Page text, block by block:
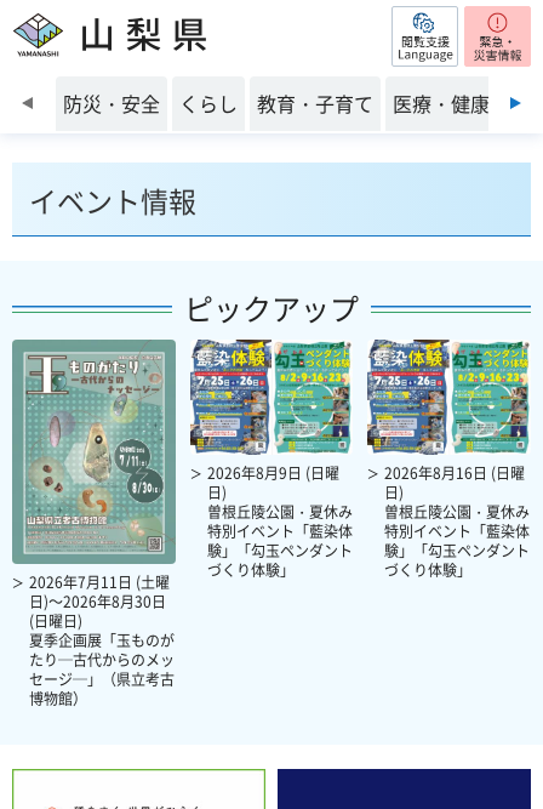
山梨県 閲覧支援
前のスライドを表示
防災・安全 くらし 教育・子育て 医療・健康・福
イベント情報
ピックアップ
2026年7月11日 (土曜
日)～2026年8月30日
(日曜日)
夏季企画展「玉ものが
たり─古代からのメッ
セージ─」（県立考古
博物館）
2026年8月9日 (日曜
日)
曽根丘陵公園・夏休み
特別イベント「藍染体
験」「勾玉ペンダント
づくり体験」
2026年8月16日 (日曜
日)
曽根丘陵公園・夏休み
特別イベント「藍染体
験」「勾玉ペンダント
づくり体験」